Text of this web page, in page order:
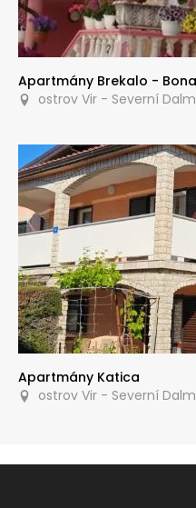
Apartmány Brekalo -
ostrov Vir - Severní
Apartmány Katica
ostrov Vir - Severní